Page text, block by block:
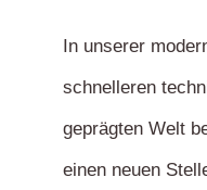
In unserer
schnelleren
geprägten Welt
einen neuen